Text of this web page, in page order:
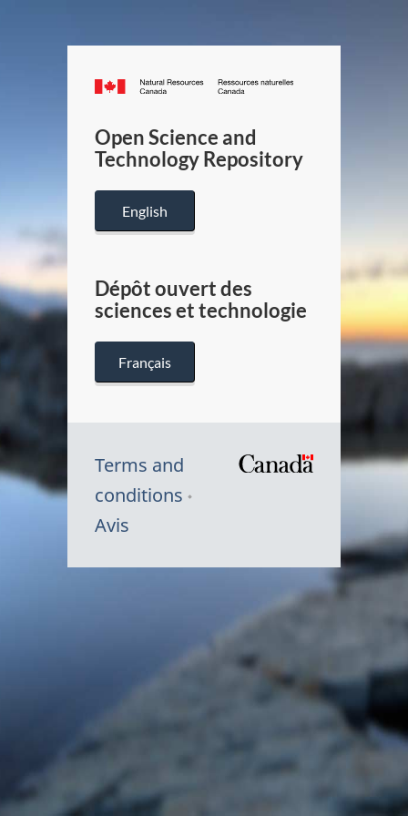
Canada.ca
/
Canada
Open Science and
Technology Repository
English
Dépôt ouvert des
sciences et technologie
Français
Terms and
conditions
Avis
du